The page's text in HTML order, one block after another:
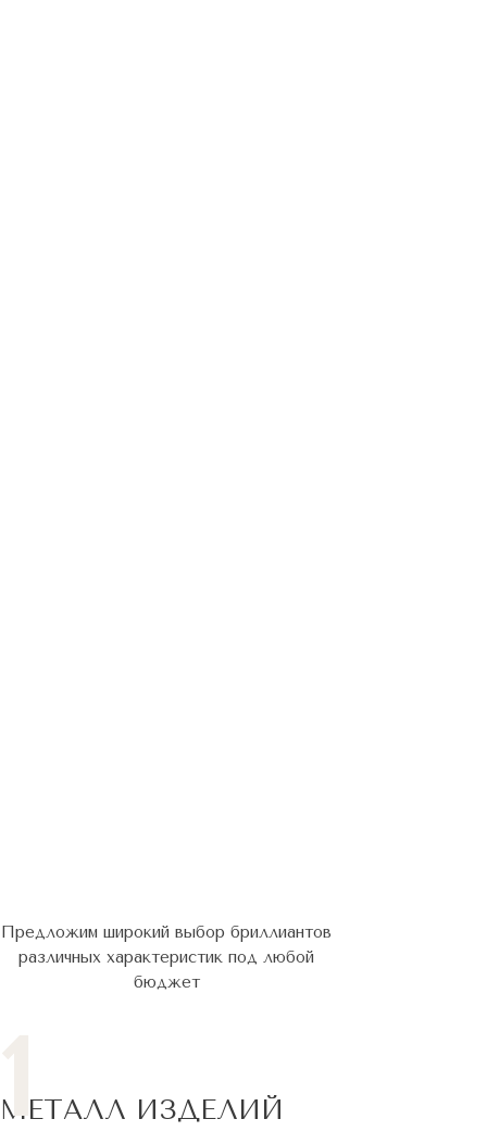
МЕТАЛЛ ИЗДЕЛИЙ
Предложим широкий выбор бриллиантов
различных характеристик под любой
бюджет
1